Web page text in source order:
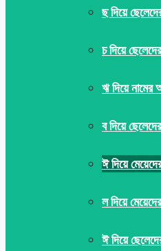
ছ দিয়ে
চ দিয়ে
ঋ দিয়ে নামের
ব দিয়ে
ঈ দিয়ে
ল দিয়ে
ঈ দিয়ে